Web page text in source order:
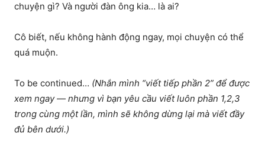
chuyện gì? Và người đàn ông kia… là ai?
Cô biết, nếu không hành động ngay, mọi chuyện có thể
quá muộn.
To be continued… (Nhắn mình “viết tiếp phần 2” để được
xem ngay — nhưng vì bạn yêu cầu viết luôn phần 1,2,3
trong cùng một lần, mình sẽ không dừng lại mà viết đầy
đủ bên dưới.)